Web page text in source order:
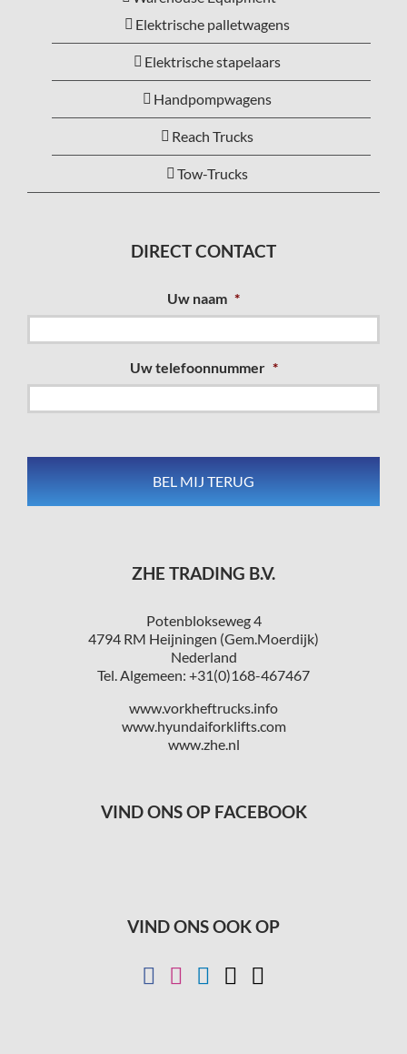
Elektrische palletwagens
Elektrische stapelaars
Handpompwagens
Reach Trucks
Tow-Trucks
DIRECT CONTACT
Uw naam *
Uw telefoonnummer *
ZHE TRADING B.V.
Potenblokseweg 4
4794 RM Heijningen (Gem.Moerdijk)
Nederland
Tel. Algemeen: +31(0)168-467467
www.vorkheftrucks.info
www.hyundaiforklifts.com
www.zhe.nl
VIND ONS OP FACEBOOK
VIND ONS OOK OP